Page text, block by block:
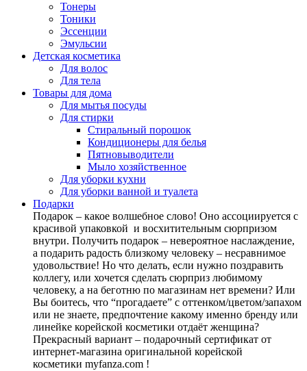
Тонеры
Тоники
Эссенции
Эмульсии
Детская косметика
Для волос
Для тела
Товары для дома
Для мытья посуды
Для стирки
Стиральный порошок
Кондиционеры для белья
Пятновыводители
Мыло хозяйственное
Для уборки кухни
Для уборки ванной и туалета
Подарки
Подарок – какое волшебное слово! Оно ассоциируется с
красивой упаковкой и восхитительным сюрпризом
внутри. Получить подарок – невероятное наслаждение,
а подарить радость близкому человеку – несравнимое
удовольствие! Но что делать, если нужно поздравить
коллегу, или хочется сделать сюрприз любимому
человеку, а на беготню по магазинам нет времени? Или
Вы боитесь, что “прогадаете” с оттенком/цветом/запахом
или не знаете, предпочтение какому именно бренду или
линейке корейской косметики отдаёт женщина?
Прекрасный вариант – подарочный сертификат от
интернет-магазина оригинальной корейской
косметики myfanza.com !